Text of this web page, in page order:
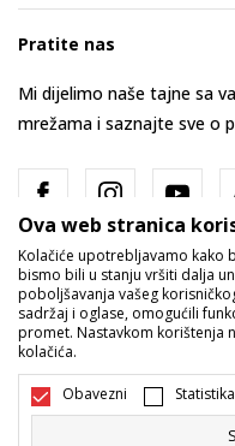
Pratite nas
Mi dijelimo naše tajne sa
mrežama i saznajte sve o
Bosna i Hercegovina
Ova web stranica
Kolačiće upotrebljavamo kako
bismo bili u stanju vršiti dalja
poboljšavanja vašeg
sadržaj i oglase, omogućili
promet. Nastavkom korištenja
kolačića.
Obavezni Statistika